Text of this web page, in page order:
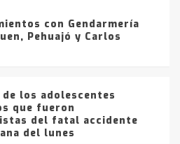
con Gendarmería
Pehuajó y Carlos
los adolescentes
que fueron
del fatal accidente
del lunes